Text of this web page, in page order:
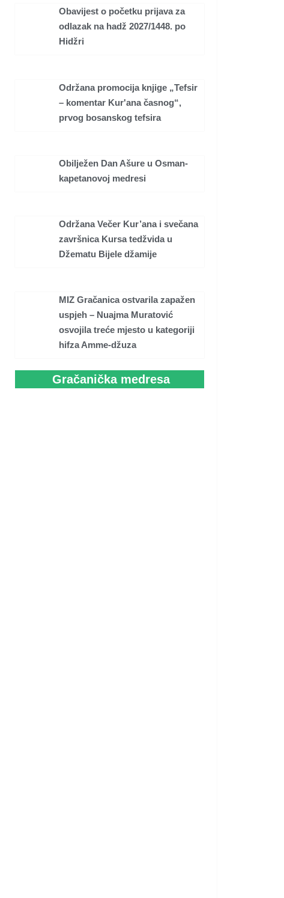
Obavijest o početku prijava za
odlazak na hadž 2027/1448. po
Hidžri
Održana promocija knjige „Tefsir
– komentar Kur'ana časnog“,
prvog bosanskog tefsira
Obilježen Dan Ašure u Osman-
kapetanovoj medresi
Održana Večer Kur’ana i svečana
završnica Kursa tedžvida u
Džematu Bijele džamije
MIZ Gračanica ostvarila zapažen
uspjeh – Nuajma Muratović
osvojila treće mjesto u kategoriji
hifza Amme-džuza
Gračanička medresa